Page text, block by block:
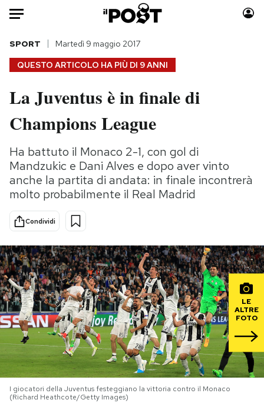
Auto
HOME
Italia
Politica
Tecnologia
Internet
Scienza
Cultura
Economia
Moda
Consumismi
Storie/Idee
Ok Boomer!
Media
Europa
PODCAST
NEWSLETTER
I MIEI PREFERITI
QUESTO ARTICOLO HA PIÙ DI 9 ANNI
SPORT Martedì 9 maggio 2017
La Juventus è in finale di
Champions League
Ha battuto il Monaco 2-1, con gol di
Mandzukic e Dani Alves e dopo aver vinto
anche la partita di andata: in finale incontrerà
molto probabilmente il Real Madrid
Condividi
LE
ALTRE
FOTO
I giocatori della Juventus festeggiano la vittoria contro il Monaco
(Richard Heathcote/Getty Images)